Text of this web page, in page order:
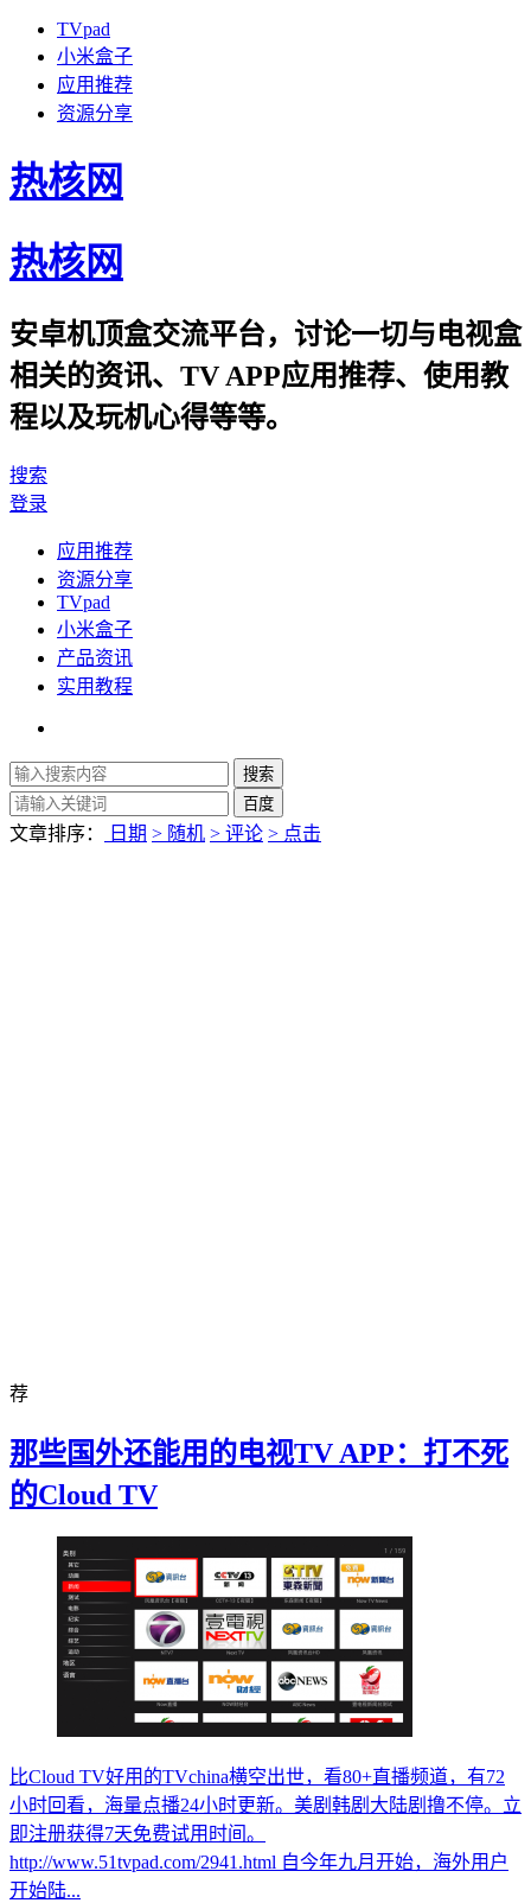
TVpad
小米盒子
应用推荐
资源分享
热核网
热核网
安卓机顶盒交流平台，讨论一切与电视盒
相关的资讯、TV APP应用推荐、使用教
程以及玩机心得等等。
搜索
登录
应用推荐
资源分享
TVpad
小米盒子
产品资讯
实用教程
文章排序： 日期 > 随机 > 评论 > 点击
荐
那些国外还能用的电视TV APP：打不死
的Cloud TV
比Cloud TV好用的TVchina横空出世，看80+直播频道，有72
小时回看，海量点播24小时更新。美剧韩剧大陆剧撸不停。立
即注册获得7天免费试用时间。
http://www.51tvpad.com/2941.html 自今年九月开始，海外用户
开始陆...